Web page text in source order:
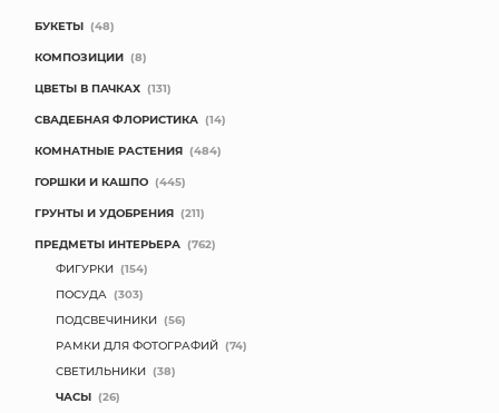
БУКЕТЫ (48)
КОМПОЗИЦИИ (8)
ЦВЕТЫ В ПАЧКАХ (131)
СВАДЕБНАЯ ФЛОРИСТИКА (14)
КОМНАТНЫЕ РАСТЕНИЯ (484)
ГОРШКИ И КАШПО (445)
ГРУНТЫ И УДОБРЕНИЯ (211)
ПРЕДМЕТЫ ИНТЕРЬЕРА (762)
ФИГУРКИ (154)
ПОСУДА (303)
ПОДСВЕЧИНИКИ (56)
РАМКИ ДЛЯ ФОТОГРАФИЙ (74)
СВЕТИЛЬНИКИ (38)
ЧАСЫ (26)